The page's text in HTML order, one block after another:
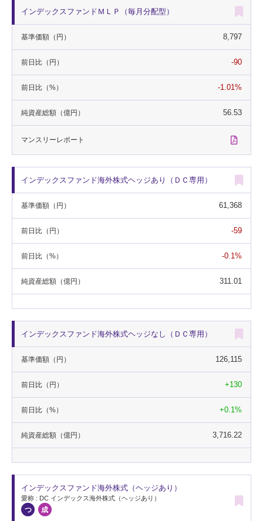
インデックスファンドＭＬＰ（毎月分配型）
基準価額 （円） 8,797
前日比 （円） -90
前日比 （%） -1.01%
純資産総額 （億円） 56.53
マンスリーレポート
インデックスファンド海外株式ヘッジあり（ＤＣ専用）
基準価額 （円） 61,368
前日比 （円） -59
前日比 （%） -0.1%
純資産総額 （億円） 311.01
インデックスファンド海外株式ヘッジなし（ＤＣ専用）
基準価額 （円） 126,115
前日比 （円） +130
前日比 （%） +0.1%
純資産総額 （億円） 3,716.22
インデックスファンド海外株式（ヘッジあり）
愛称 : DC インデックス海外株式（ヘッジあり）